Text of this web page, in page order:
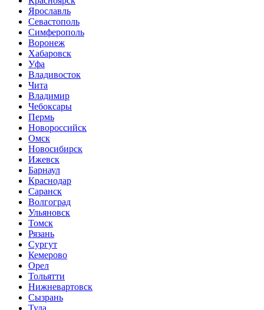
Ярославль
Севастополь
Симферополь
Воронеж
Хабаровск
Уфа
Владивосток
Чита
Владимир
Чебоксары
Пермь
Новороссийск
Омск
Новосибирск
Ижевск
Барнаул
Краснодар
Саранск
Волгоград
Ульяновск
Томск
Рязань
Сургут
Кемерово
Орел
Тольятти
Нижневартовск
Сызрань